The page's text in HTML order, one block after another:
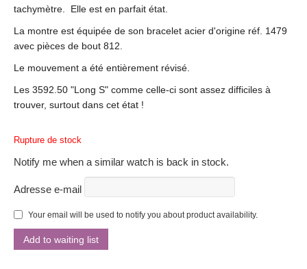
tachymètre. Elle est en parfait état.
La montre est équipée de son bracelet acier d'origine réf. 1479
avec pièces de bout 812.
Le mouvement a été entièrement révisé.
Les 3592.50 "Long S" comme celle-ci sont assez difficiles à
trouver, surtout dans cet état !
Rupture de stock
Notify me when a similar watch is back in stock.
Adresse e-mail
Your email will be used to notify you about product availability.